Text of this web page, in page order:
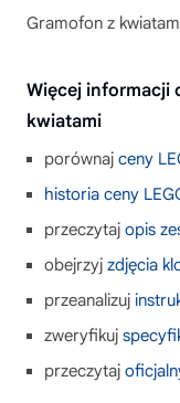
Gramofon z
Więcej informacji
kwiatami
porównaj ceny
historia ceny
przeczytaj opis
obejrzyj zdjęcia
przeanalizuj
zweryfikuj
przeczytaj